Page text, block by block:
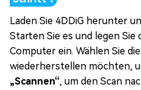
Laden Sie 4DDiG herunter
Starten Sie es und legen
Computer ein. Wählen Sie
wiederherstellen möchten,
„Scannen“, um den Scan